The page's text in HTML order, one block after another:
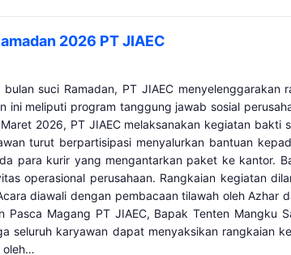
2026 PT JIAEC
suci Ramadan, PT JIAEC
ini meliputi program tanggung jawab sosial
2026, PT JIAEC melaksanakan kegiatan
turut berpartisipasi menyalurkan bantuan
para kurir yang mengantarkan paket ke kantor.
operasional perusahaan. Rangkaian kegiatan
diawali dengan pembacaan tilawah oleh
Magang PT JIAEC, Bapak Tenten
seluruh karyawan dapat menyaksikan rangkaian
oleh…